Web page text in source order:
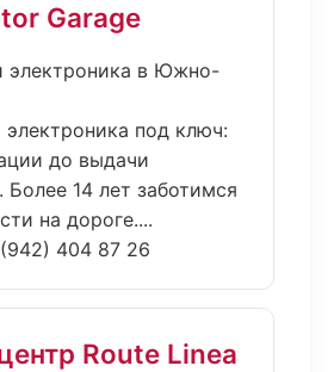
Garage
электроника в Южно-
электроника под ключ:
до выдачи
Более 14 лет заботимся
на дороге....
404 87 26
Route Linea